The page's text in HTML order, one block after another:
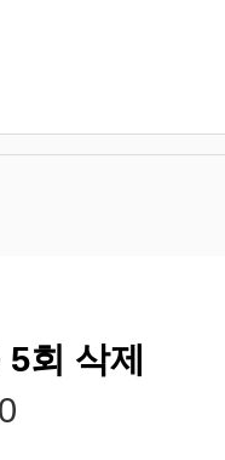
회 삭제